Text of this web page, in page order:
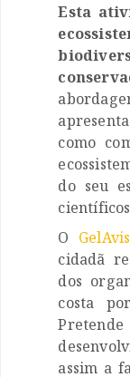
Esta
como
do seu
O
cidadã
dos
costa
assim a